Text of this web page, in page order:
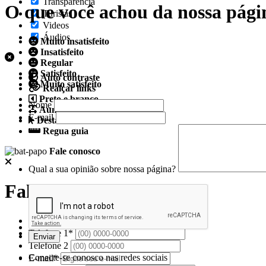
Turistas
Videos
Áudios
Auto contraste
Realçar links
Preto e branco
Aumentar espaçamento
Destacando cursor
Regua guia
Fale conosco
Fale conosco
Nome*
Telefone 1*
Telefone 2
E-mail*
O que você achou da nossa
Muito insatisfeito
Insatisfeito
Regular
Satisfeito
Muito satisfeito
Nome
E-mail
Qual a sua opinião sobre nossa página?
Conecte-se conosco nas redes sociais